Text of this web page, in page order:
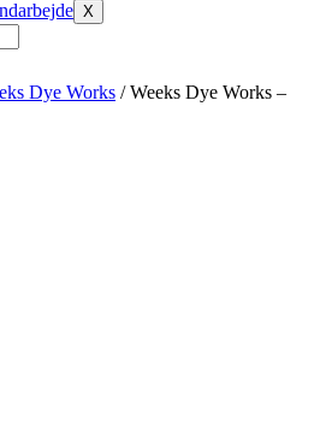
X
Dye Works / Weeks Dye Works –